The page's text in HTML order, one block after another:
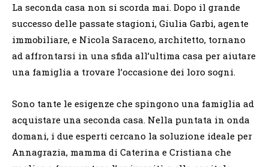
La seconda casa non si scorda mai. Dopo il grande
successo delle passate stagioni, Giulia Garbi, agente
immobiliare, e Nicola Saraceno, architetto, tornano
ad affrontarsi in una sfida all’ultima casa per aiutare
una famiglia a trovare l’occasione dei loro sogni.
Sono tante le esigenze che spingono una famiglia ad
acquistare una seconda casa. Nella puntata in onda
domani, i due esperti cercano la soluzione ideale per
Annagrazia, mamma di Caterina e Cristiana che